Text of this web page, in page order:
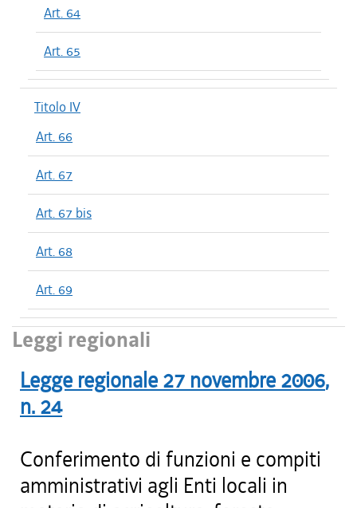
Art. 64
Art. 65
Titolo IV
Art. 66
Art. 67
Art. 67 bis
Art. 68
Art. 69
Leggi regionali
Legge regionale 27 novembre 2006,
n. 24
Conferimento di funzioni e compiti
amministrativi agli Enti locali in